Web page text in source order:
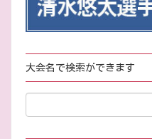
大会名で検索ができます